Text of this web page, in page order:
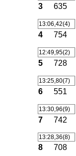
3
635
13:06,42(4)
4
754
12:49,95(2)
5
728
13:25,80(7)
6
551
13:30,96(9)
7
742
13:28,36(8)
8 708